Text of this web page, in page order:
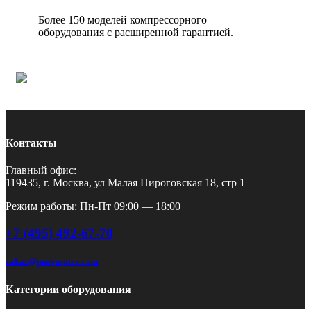
Более 150 моделей компрессорного
оборудования с расширенной гарантией.
Контакты
Главный офис:
119435, г. Москва, ул Малая Пироговская 18, стр 1
Режим работы: Пн-Пт 09:00 — 18:00
+7 (495) 492-67-70
zakaz@pnevmotex.com
Категории оборудования